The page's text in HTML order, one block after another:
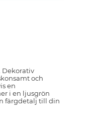
Dekorativ
och
en
i en ljusgrön
färgdetalj till din